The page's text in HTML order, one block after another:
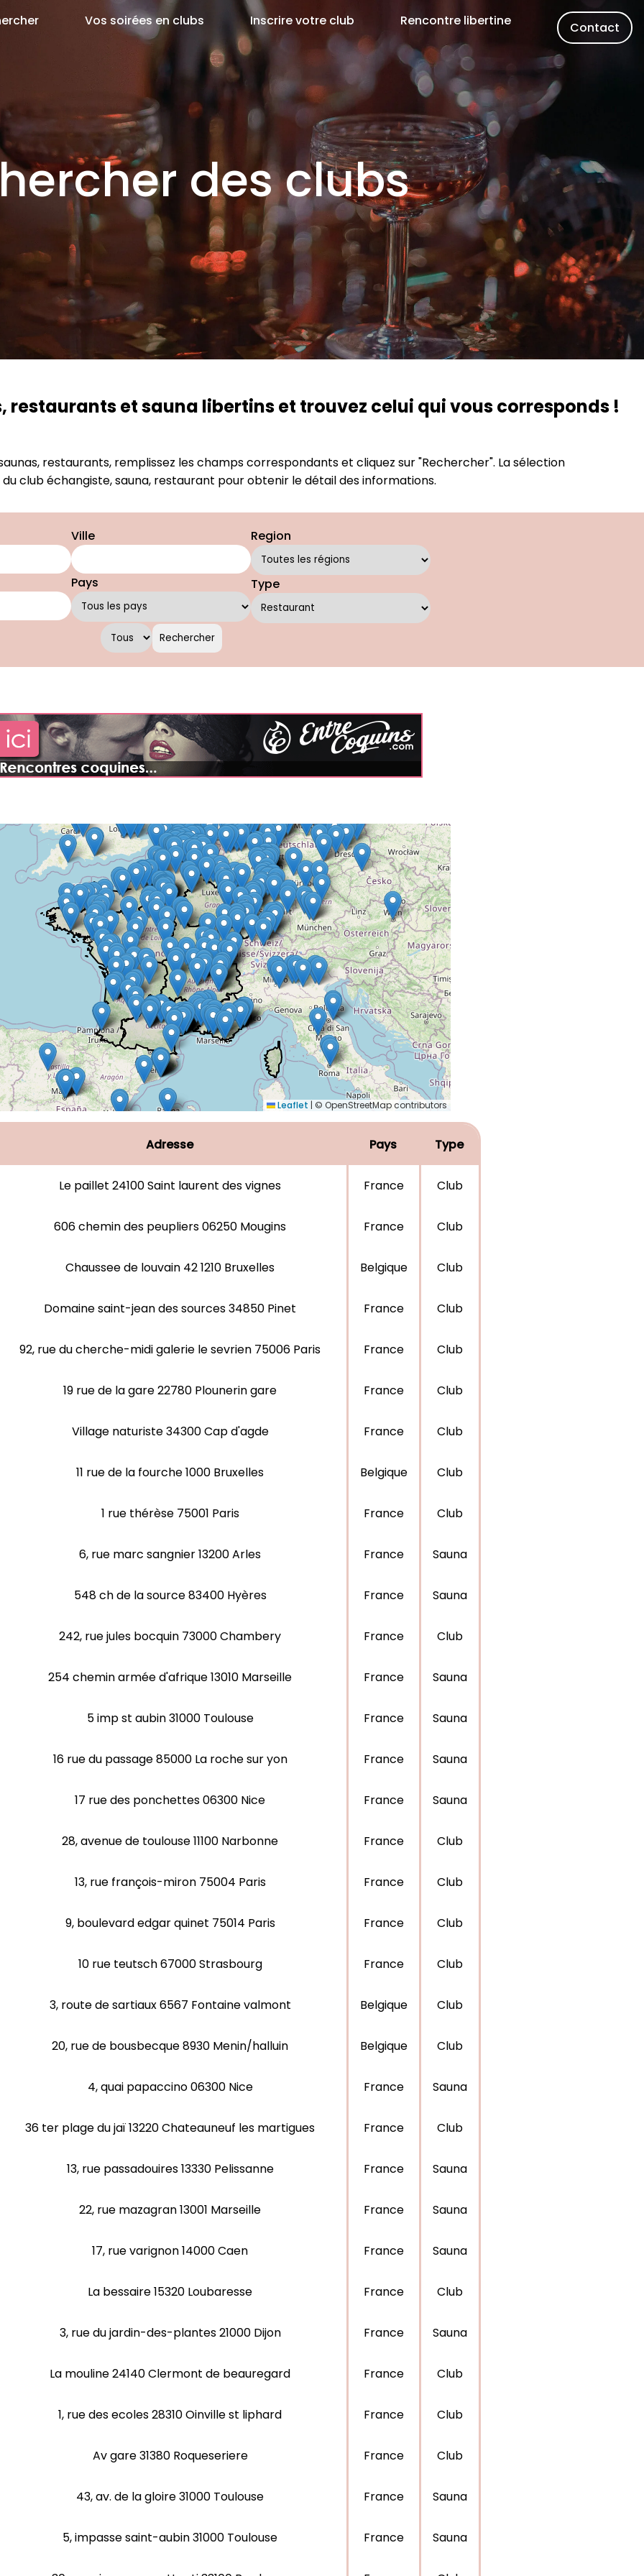
des clubs
Vos soirées en clubs Inscrire votre club Rencontre libertine Contact
restaurants et sauna libertins et trouvez celui qui vous corresponds !
restaurants, remplissez les champs correspondants et cliquez sur "Rechercher". La sélection
club échangiste, sauna, restaurant pour obtenir le détail des informations.
Ville
Pays
Region
Type
Leaflet | © OpenStreetMap contributors
Adresse Pays Type
Le paillet 24100 Saint laurent des vignes France Club
606 chemin des peupliers 06250 Mougins France Club
Chaussee de louvain 42 1210 Bruxelles Belgique Club
Domaine saint-jean des sources 34850 Pinet France Club
92, rue du cherche-midi galerie le sevrien 75006 Paris France Club
19 rue de la gare 22780 Plounerin gare France Club
Village naturiste 34300 Cap d'agde France Club
11 rue de la fourche 1000 Bruxelles Belgique Club
1 rue thérèse 75001 Paris France Club
6, rue marc sangnier 13200 Arles France Sauna
548 ch de la source 83400 Hyères France Sauna
242, rue jules bocquin 73000 Chambery France Club
254 chemin armée d'afrique 13010 Marseille France Sauna
5 imp st aubin 31000 Toulouse France Sauna
16 rue du passage 85000 La roche sur yon France Sauna
17 rue des ponchettes 06300 Nice France Sauna
28, avenue de toulouse 11100 Narbonne France Club
13, rue françois-miron 75004 Paris France Club
9, boulevard edgar quinet 75014 Paris France Club
10 rue teutsch 67000 Strasbourg France Club
3, route de sartiaux 6567 Fontaine valmont Belgique Club
20, rue de bousbecque 8930 Menin/halluin Belgique Club
4, quai papaccino 06300 Nice France Sauna
36 ter plage du jaï 13220 Chateauneuf les martigues France Club
13, rue passadouires 13330 Pelissanne France Sauna
22, rue mazagran 13001 Marseille France Sauna
17, rue varignon 14000 Caen France Sauna
La bessaire 15320 Loubaresse France Club
3, rue du jardin-des-plantes 21000 Dijon France Sauna
La mouline 24140 Clermont de beauregard France Club
1, rue des ecoles 28310 Oinville st liphard France Club
Av gare 31380 Roqueseriere France Club
43, av. de la gloire 31000 Toulouse France Sauna
5, impasse saint-aubin 31000 Toulouse France Sauna